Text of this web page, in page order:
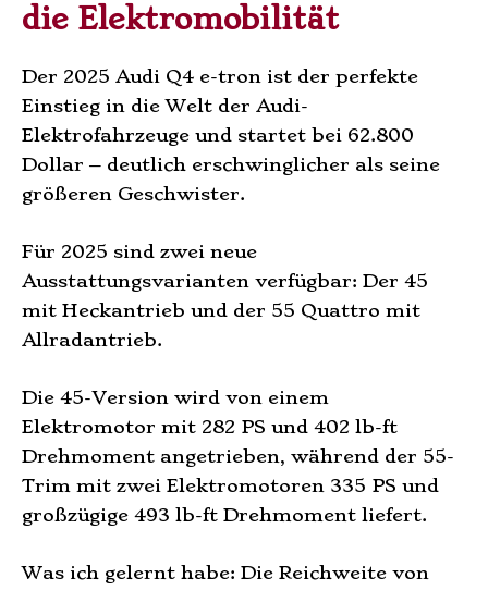
die Elektromobilität
Der 2025 Audi Q4 e-tron ist der perfekte
Einstieg in die Welt der Audi-
Elektrofahrzeuge und startet bei 62.800
Dollar – deutlich erschwinglicher als seine
größeren Geschwister.
Für 2025 sind zwei neue
Ausstattungsvarianten verfügbar: Der 45
mit Heckantrieb und der 55 Quattro mit
Allradantrieb.
Die 45-Version wird von einem
Elektromotor mit 282 PS und 402 lb-ft
Drehmoment angetrieben, während der 55-
Trim mit zwei Elektromotoren 335 PS und
großzügige 493 lb-ft Drehmoment liefert.
Was ich gelernt habe: Die Reichweite von